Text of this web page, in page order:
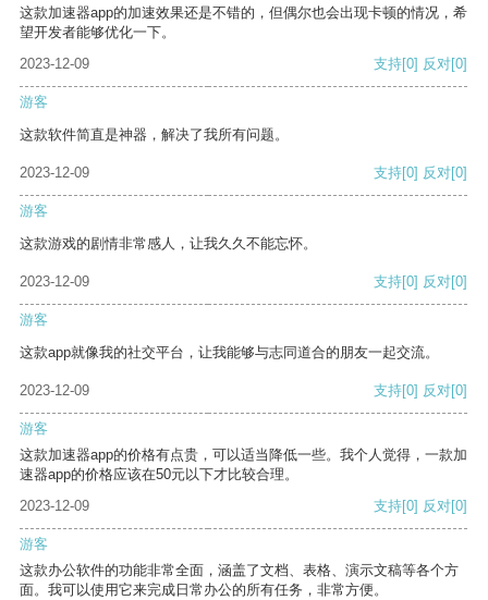
这款加速器app的加速效果还是不错的，但偶尔也会出现卡顿的情况，希
望开发者能够优化一下。
2023-12-09
支持[0] 反对[0]
游客
这款软件简直是神器，解决了我所有问题。
2023-12-09 支持[0] 反对[0]
游客
这款游戏的剧情非常感人，让我久久不能忘怀。
2023-12-09 支持[0] 反对[0]
游客
这款app就像我的社交平台，让我能够与志同道合的朋友一起交流。
2023-12-09 支持[0] 反对[0]
游客
这款加速器app的价格有点贵，可以适当降低一些。我个人觉得，一款加
速器app的价格应该在50元以下才比较合理。
2023-12-09
支持[0] 反对[0]
游客
这款办公软件的功能非常全面，涵盖了文档、表格、演示文稿等各个方
面。我可以使用它来完成日常办公的所有任务，非常方便。